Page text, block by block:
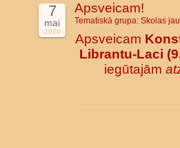
7
mai
2026
Apsveicam!
Tematiskā grupa: Skolas
Apsveicam
Librantu-Laci
iegūtajām